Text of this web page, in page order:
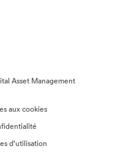
Asset Management
aux cookies
d’utilisation